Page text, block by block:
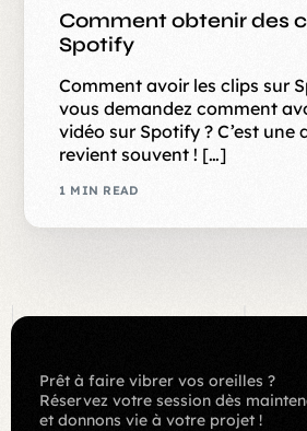
Comment obtenir des
Spotify
Comment avoir les clips sur
vous demandez comment
vidéo sur Spotify ? C’est une
revient souvent ! […]
1 MIN READ
Prêt à faire vibrer vos oreilles ?
Réservez votre session dès
et donnons vie à votre projet !